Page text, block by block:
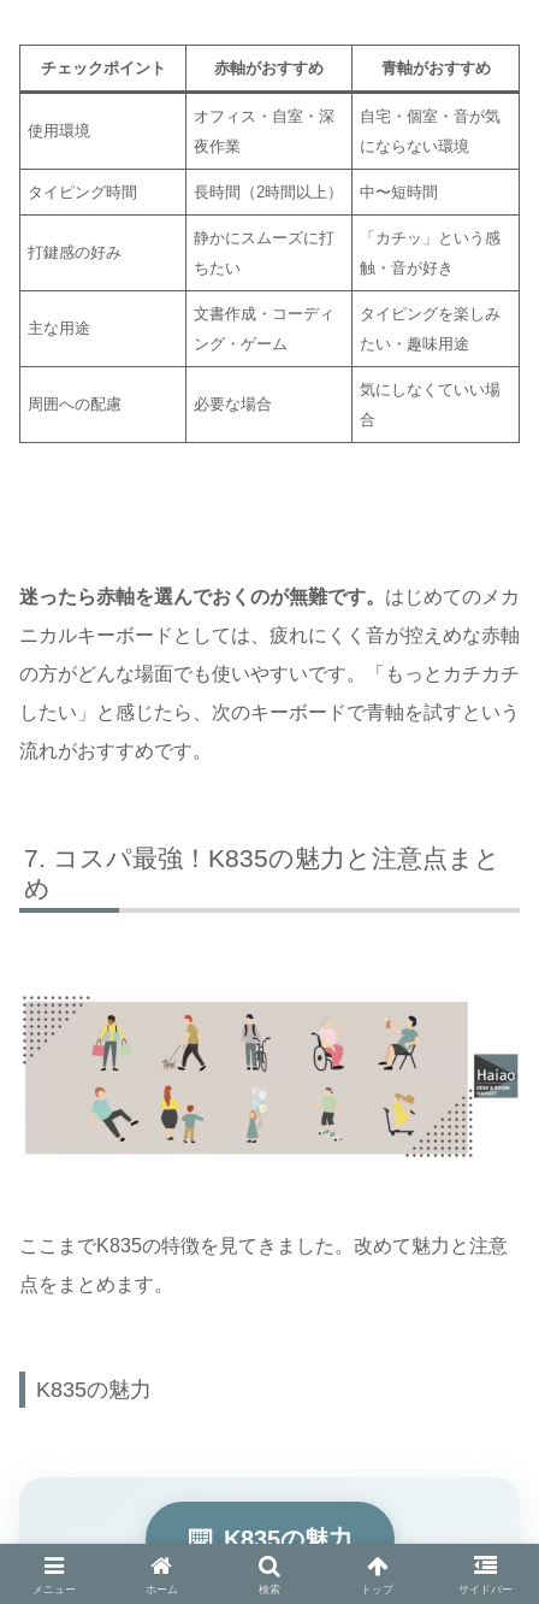
チェックポイント 赤軸がおすすめ 青軸がおすすめ
使用環境
オフィス・自室・深
夜作業
自宅・個室・音が気
にならない環境
タイピング時間 長時間（2時間以上） 中〜短時間
打鍵感の好み
静かにスムーズに打
ちたい
「カチッ」という感
触・音が好き
主な用途
文書作成・コーディ
ング・ゲーム
タイピングを楽しみ
たい・趣味用途
周囲への配慮 必要な場合
気にしなくていい場
合
迷ったら赤軸を選んでおくのが無難です。 はじめてのメカ
ニカルキーボードとしては、疲れにくく音が控えめな赤軸
の方がどんな場面でも使いやすいです。「もっとカチカチ
したい」と感じたら、次のキーボードで青軸を試すという
流れがおすすめです。
コスパ最強！K835の魅力と注意点まと
め
ここまでK835の特徴を見てきました。改めて魅力と注意
点をまとめます。
K835の魅力
⌨️ K835の魅力
メニュー ホーム 検索 トップ サイドバー